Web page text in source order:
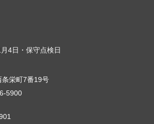
4日・保守点検日
条栄町7番19号
5900